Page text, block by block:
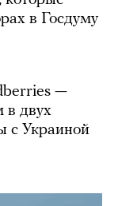
в Госдуму
—
в двух
с Украиной